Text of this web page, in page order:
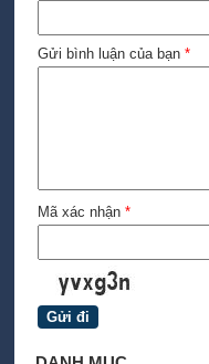
Gửi bình luận của bạn *
Mã xác nhận *